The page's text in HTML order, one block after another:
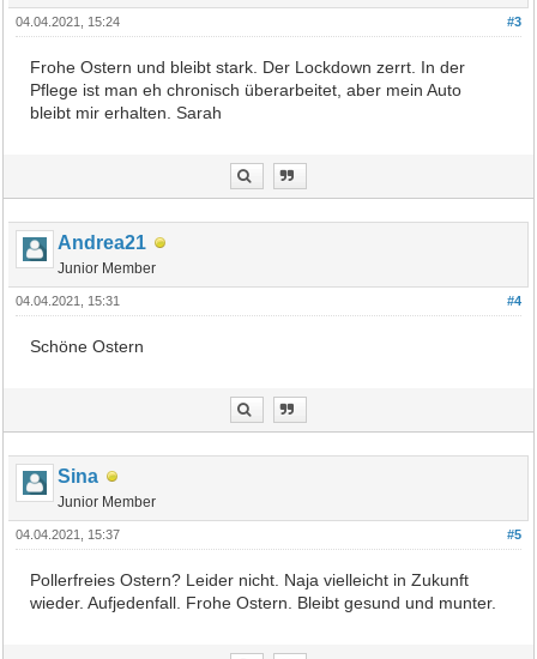
#3
04.04.2021, 15:24
Frohe Ostern und bleibt stark. Der Lockdown zerrt. In der
Pflege ist man eh chronisch überarbeitet, aber mein Auto
bleibt mir erhalten. Sarah
Andrea21
Junior Member
#4
04.04.2021, 15:31
Schöne Ostern
Sina
Junior Member
#5
04.04.2021, 15:37
Pollerfreies Ostern? Leider nicht. Naja vielleicht in Zukunft
wieder. Aufjedenfall. Frohe Ostern. Bleibt gesund und munter.